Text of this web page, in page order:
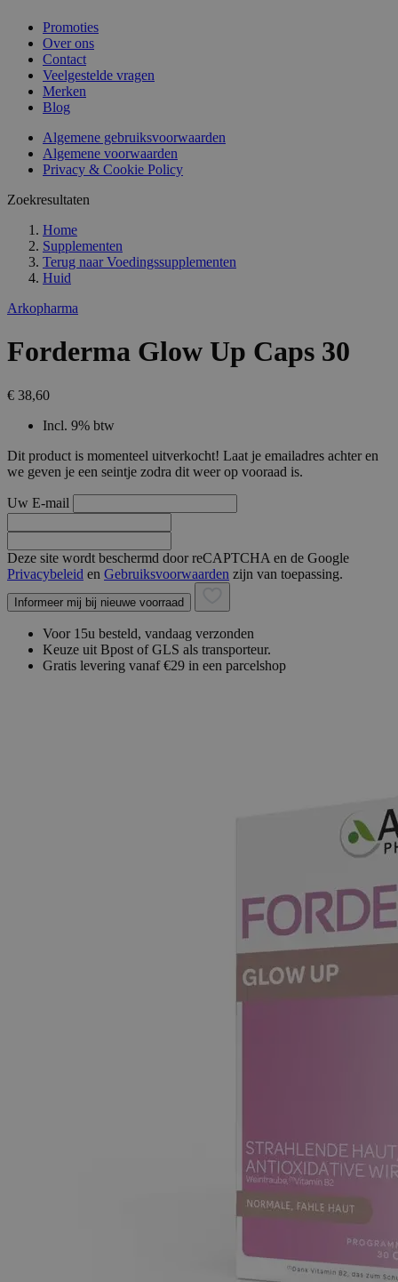
Promoties
Over ons
Contact
Veelgestelde vragen
Merken
Blog
Algemene gebruiksvoorwaarden
Algemene voorwaarden
Privacy & Cookie Policy
Zoekresultaten
Home
Supplementen
Terug naar Voedingssupplementen
Huid
Arkopharma
Forderma Glow Up Caps 30
€ 38,60
Incl. 9% btw
Dit product is momenteel uitverkocht! Laat je emailadres achter en
we geven je een seintje zodra dit weer op vooraad is.
Uw E-mail
Deze site wordt beschermd door reCAPTCHA en de Google
Privacybeleid en Gebruiksvoorwaarden zijn van toepassing.
Informeer mij bij nieuwe voorraad
Voor 15u besteld, vandaag verzonden
Keuze uit Bpost of GLS als transporteur.
Gratis levering vanaf €29 in een parcelshop